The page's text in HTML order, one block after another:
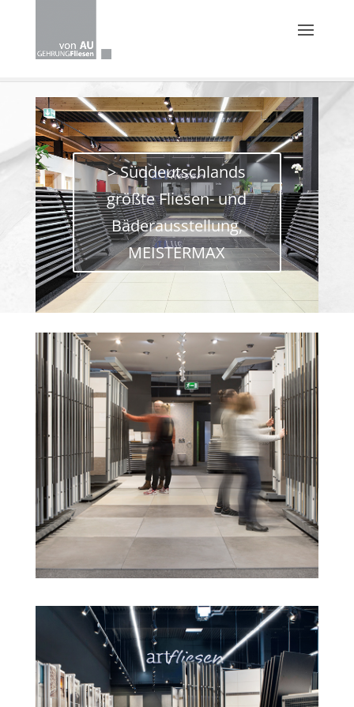
> Süddeutschlands
größte Fliesen- und
Bäderausstellung,
MEISTERMAX